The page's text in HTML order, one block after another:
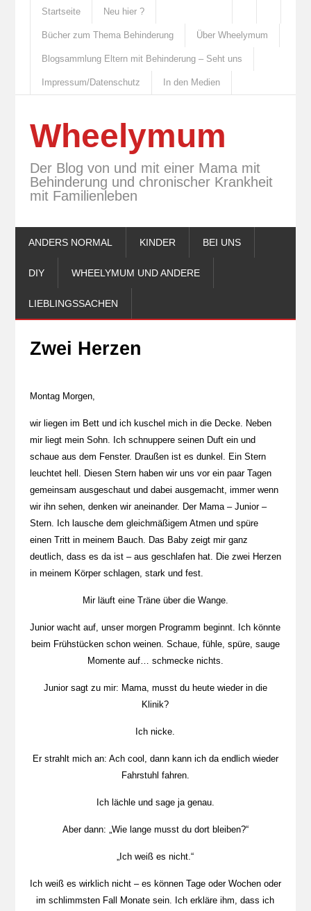
Startseite Neu hier ?
Bücher zum Thema Behinderung Über Wheelymum
Blogsammlung Eltern mit Behinderung – Seht uns
Impressum/Datenschutz In den Medien
Wheelymum
Der Blog von und mit einer Mama mit
Behinderung und chronischer Krankheit
mit Familienleben
ANDERS NORMAL KINDER BEI UNS
DIY WHEELYMUM UND ANDERE
LIEBLINGSSACHEN
Zwei Herzen
Montag Morgen,
wir liegen im Bett und ich kuschel mich in die Decke. Neben
mir liegt mein Sohn. Ich schnuppere seinen Duft ein und
schaue aus dem Fenster. Draußen ist es dunkel. Ein Stern
leuchtet hell. Diesen Stern haben wir uns vor ein paar Tagen
gemeinsam ausgeschaut und dabei ausgemacht, immer wenn
wir ihn sehen, denken wir aneinander. Der Mama – Junior –
Stern. Ich lausche dem gleichmäßigem Atmen und spüre
einen Tritt in meinem Bauch. Das Baby zeigt mir ganz
deutlich, dass es da ist – aus geschlafen hat. Die zwei Herzen
in meinem Körper schlagen, stark und fest.
Mir läuft eine Träne über die Wange.
Junior wacht auf, unser morgen Programm beginnt. Ich könnte
beim Frühstücken schon weinen. Schaue, fühle, spüre, sauge
Momente auf… schmecke nichts.
Junior sagt zu mir: Mama, musst du heute wieder in die
Klinik?
Ich nicke.
Er strahlt mich an: Ach cool, dann kann ich da endlich wieder
Fahrstuhl fahren.
Ich lächle und sage ja genau.
Aber dann: „Wie lange musst du dort bleiben?“
„Ich weiß es nicht.“
Ich weiß es wirklich nicht – es können Tage oder Wochen oder
im schlimmsten Fall Monate sein. Ich erkläre ihm, dass ich